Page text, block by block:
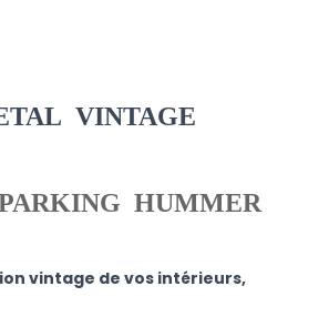
VINTAGE
HUMMER
vintage de vos intérieurs,